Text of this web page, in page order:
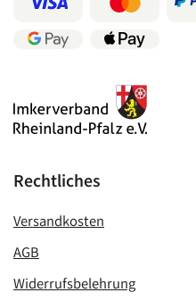
Rechtliches
Versandkosten
AGB
Widerrufsbelehrung